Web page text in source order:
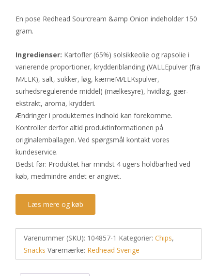
En pose Redhead Sourcream &amp Onion indeholder 150
gram.
Ingredienser: Kartofler (65%) solsikkeolie og rapsolie i
varierende proportioner, krydderiblanding (VALLEpulver (fra
MÆLK), salt, sukker, løg, kærneMÆLKspulver,
surhedsregulerende middel) (mælkesyre), hvidløg, gær-
ekstrakt, aroma, krydderi.
Ændringer i produkternes indhold kan forekomme.
Kontroller derfor altid produktinformationen på
originalemballagen. Ved spørgsmål kontakt vores
kundeservice.
Bedst før: Produktet har mindst 4 ugers holdbarhed ved
køb, medmindre andet er angivet.
Læs mere og køb
Varenummer (SKU): 104857-1 Kategorier: Chips,
Snacks Varemærke: Redhead Sverige